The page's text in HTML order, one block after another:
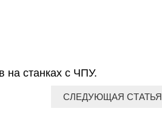
на станках с ЧПУ.
СЛЕДУЮЩАЯ СТАТЬЯ